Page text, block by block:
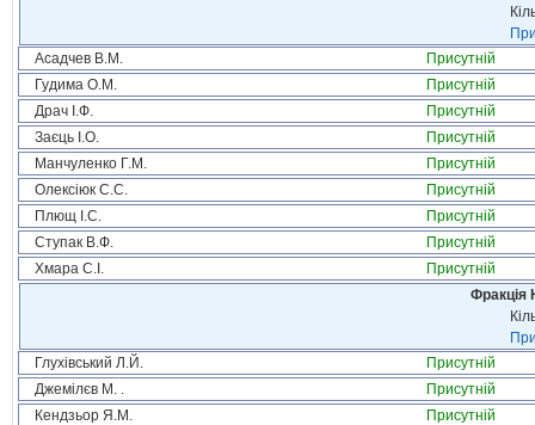
Асадчев В.М.
Присутній
Гудима О.М.
Присутній
Драч І.Ф.
Присутній
Заєць І.О.
Присутній
Манчуленко Г.М.
Присутній
Олексіюк С.С.
Присутній
Плющ І.С.
Присутній
Ступак В.Ф.
Присутній
Хмара С.І.
Присутній
Фракція
Глухівський Л.Й.
Присутній
Джемілєв М. .
Присутній
Кендзьор Я.М.
Присутній